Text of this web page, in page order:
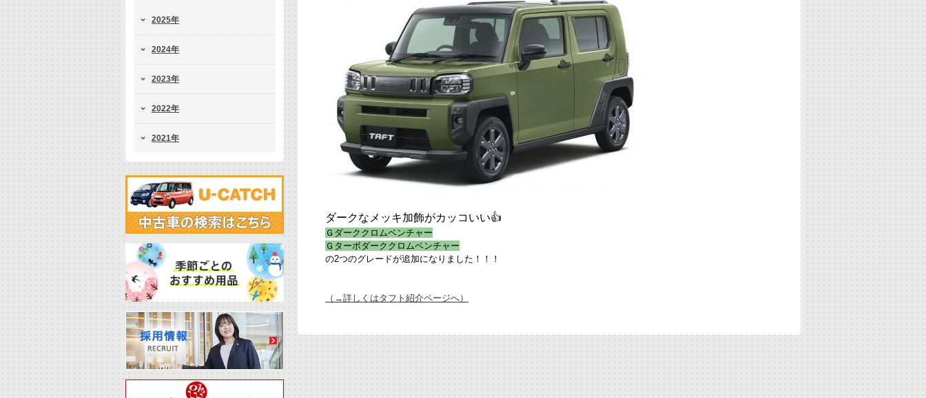
2025年
2024年
2023年
2022年
2021年
ダークなメッキ加飾がカッコいい👍
Ｇダーククロムベンチャー
Ｇターボダーククロムベンチャー
の2つのグレードが追加になりました！！！
（→詳しくはタフト紹介ページへ）